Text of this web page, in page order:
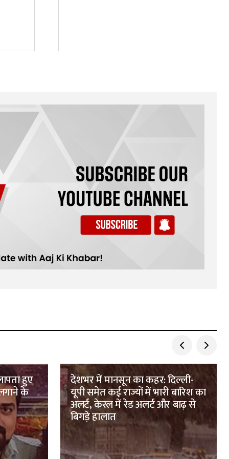
हुए
के
देशभर में मानसून का कहर: दिल्ली-
यूपी समेत कई राज्यों में भारी बारिश का
अलर्ट, केरल में रेड अलर्ट और बाढ़ से
बिगड़े हालात